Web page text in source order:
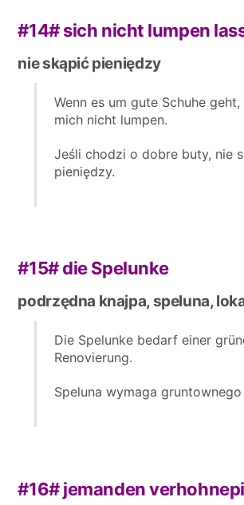
#14#sich nicht lumpen
nie skąpić pieniędzy
Wenn es um gute Schuhe
mich nicht lumpen.
Jeśli chodzi o dobre buty, nie
pieniędzy.
#15#die Spelunke
podrzędna knajpa, speluna,
Die Spelunke bedarf einer
Renovierung.
Speluna wymaga
#16#jemanden